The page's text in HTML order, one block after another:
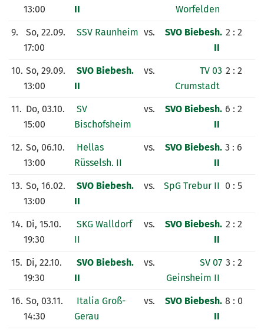
13:00
II
Worfelden
9.
So, 22.09.
17:00
SSV Raunheim vs.
SVO Biebesh.
II
2 : 2
10. So, 29.09.
13:00
SVO Biebesh.
II
vs.
TV 03
Crumstadt
2 : 2
11. Do, 03.10.
15:00
SV
Bischofsheim
vs.
SVO Biebesh.
II
6 : 2
12. So, 06.10.
13:00
Hellas
Rüsselsh. II
vs.
SVO Biebesh.
II
3 : 6
13. So, 16.02.
13:00
SVO Biebesh.
II
vs. SpG Trebur II 0 : 5
14. Di, 15.10.
19:30
SKG Walldorf
II
vs.
SVO Biebesh.
II
2 : 2
15. Di, 22.10.
19:30
SVO Biebesh.
II
vs.
SV 07
Geinsheim II
3 : 2
16. So, 03.11.
14:30
Italia Groß-
Gerau
vs.
SVO Biebesh.
II
8 : 0